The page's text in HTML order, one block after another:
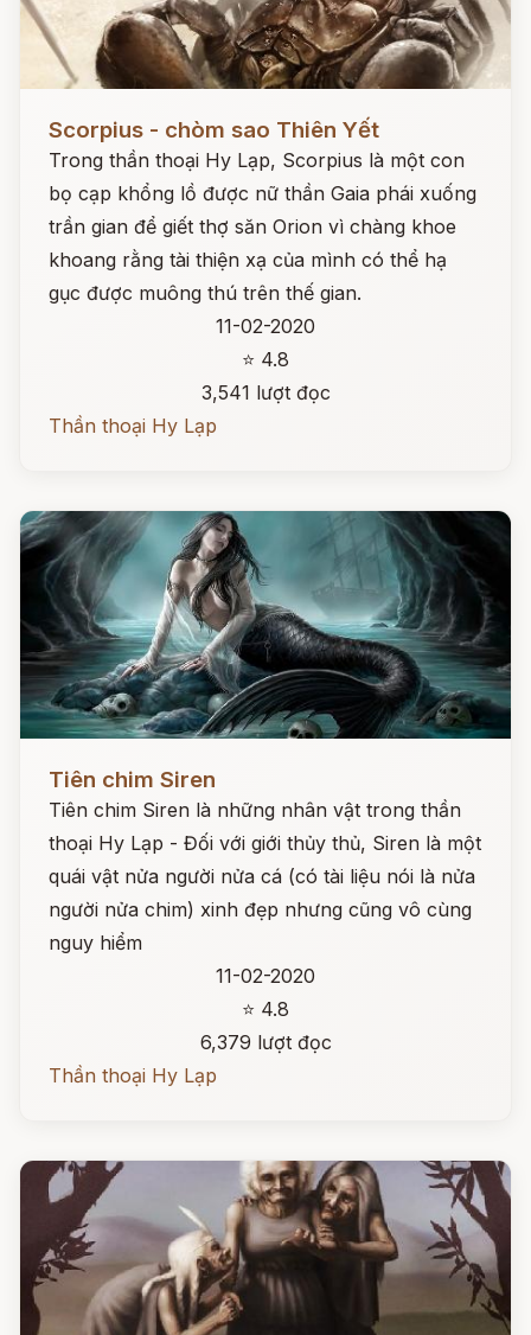
Scorpius - chòm sao Thiên Yết
Trong thần thoại Hy Lạp, Scorpius là một con
bọ cạp khổng lồ được nữ thần Gaia phái xuống
trần gian để giết thợ săn Orion vì chàng khoe
khoang rằng tài thiện xạ của mình có thể hạ
gục được muông thú trên thế gian.
11-02-2020
⭐ 4.8
3,541 lượt đọc
Thần thoại Hy Lạp
Tiên chim Siren
Tiên chim Siren là những nhân vật trong thần
thoại Hy Lạp - Đối với giới thủy thủ, Siren là một
quái vật nửa người nửa cá (có tài liệu nói là nửa
người nửa chim) xinh đẹp nhưng cũng vô cùng
nguy hiểm
11-02-2020
⭐ 4.8
6,379 lượt đọc
Thần thoại Hy Lạp